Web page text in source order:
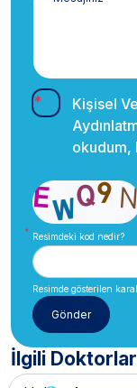
Kişisel
okudum,
Resimdeki kod nedir?
Resimde gösterilen
İlgili